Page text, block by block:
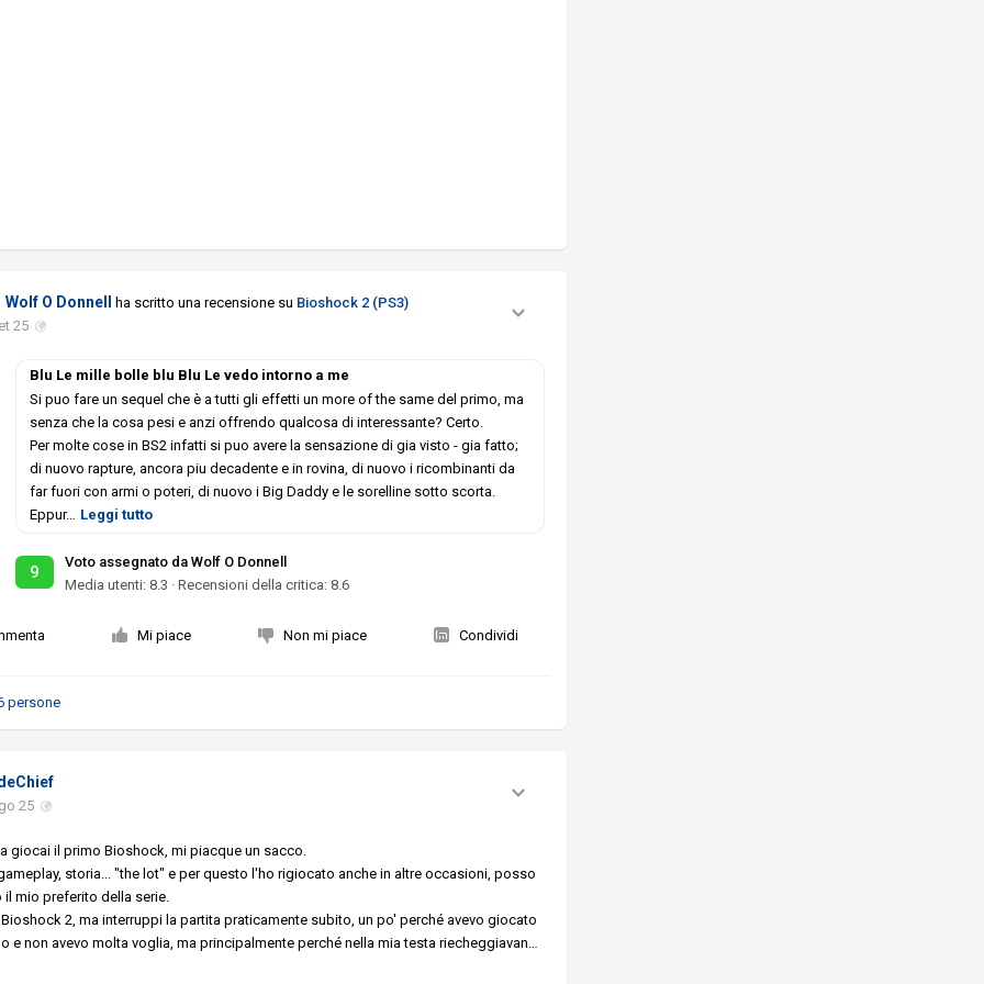
Wolf O Donnell ha scritto una recensione su Bioshock 2 (PS3)
25
Blu Le mille bolle blu Blu Le vedo intorno a me
Si puo fare un sequel che è a tutti gli effetti un more of the same del primo, ma
senza che la cosa pesi e anzi offrendo qualcosa di interessante? Certo.
Per molte cose in BS2 infatti si puo avere la sensazione di gia visto - gia fatto;
di nuovo rapture, ancora piu decadente e in rovina, di nuovo i ricombinanti da
far fuori con armi o poteri, di nuovo i Big Daddy e le sorelline sotto scorta.
Eppur… Leggi tutto
9
Voto assegnato da Wolf O Donnell
Media utenti:8.3 ·Recensioni della critica: 8.6
Mi piace Non mi piace Condividi
persone
25
giocai il primo Bioshock, mi piacque un sacco.
storia... "the lot" e per questo l'ho rigiocato anche in altre occasioni, posso
mio preferito della serie.
2, ma interruppi la partita praticamente subito, un po' perché avevo giocato
e non avevo molta voglia, ma principalmente perché nella mia testa riecheggiavan